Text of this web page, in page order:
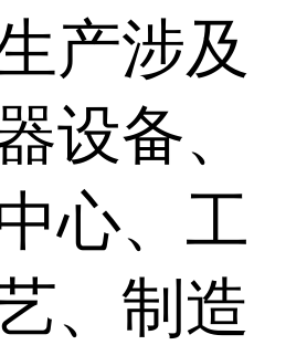
产涉及
设备、
心、工
、制造